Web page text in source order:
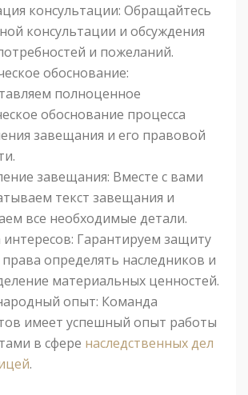
консультации: Обращайтесь
консультации и обсуждения
и пожеланий.
обоснование:
полноценное
обоснование процесса
завещания и его правовой
завещания: Вместе с вами
текст завещания и
все необходимые детали.
Гарантируем защиту
определять наследников и
материальных ценностей.
опыт: Команда
имеет успешный опыт работы
в сфере наследственных дел
.